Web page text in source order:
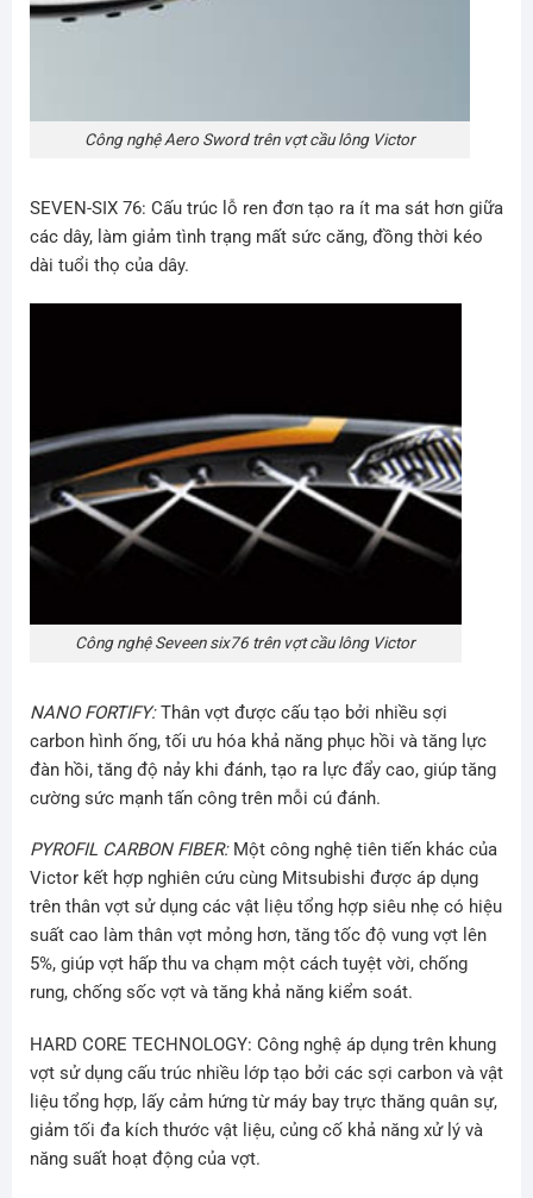
Công nghệ Aero Sword trên vợt cầu lông Victor
SEVEN-SIX 76: Cấu trúc lỗ ren đơn tạo ra ít ma sát hơn giữa
các dây, làm giảm tình trạng mất sức căng, đồng thời kéo
dài tuổi thọ của dây.
Công nghệ Seveen six76 trên vợt cầu lông Victor
NANO FORTIFY:Thân vợt được cấu tạo bởi nhiều sợi
carbon hình ống, tối ưu hóa khả năng phục hồi và tăng lực
đàn hồi, tăng độ nảy khi đánh, tạo ra lực đẩy cao, giúp tăng
cường sức mạnh tấn công trên mỗi cú đánh.
PYROFIL CARBON FIBER:Một công nghệ tiên tiến khác của
Victor kết hợp nghiên cứu cùng Mitsubishi được áp dụng
trên thân vợt sử dụng các vật liệu tổng hợp siêu nhẹ có hiệu
suất cao làm thân vợt mỏng hơn, tăng tốc độ vung vợt lên
5%, giúp vợt hấp thu va chạm một cách tuyệt vời, chống
rung, chống sốc vợt và tăng khả năng kiểm soát.
HARD CORE TECHNOLOGY: Công nghệ áp dụng trên khung
vợt sử dụng cấu trúc nhiều lớp tạo bởi các sợi carbon và vật
liệu tổng hợp, lấy cảm hứng từ máy bay trực thăng quân sự,
giảm tối đa kích thước vật liệu, củng cố khả năng xử lý và
năng suất hoạt động của vợt.